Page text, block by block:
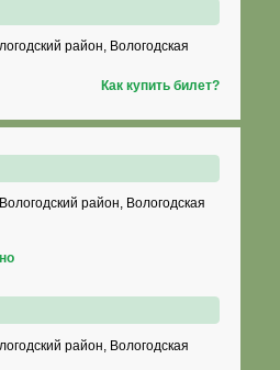
район, Вологодская
Как купить билет?
район, Вологодская
район, Вологодская